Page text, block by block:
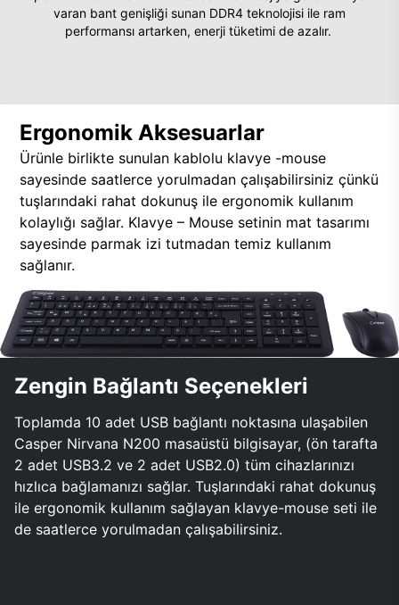
varan bant genişliği sunan DDR4 teknolojisi ile ram
performansı artarken, enerji tüketimi de azalır.
Ergonomik Aksesuarlar
Ürünle birlikte sunulan kablolu klavye -mouse
sayesinde saatlerce yorulmadan çalışabilirsiniz çünkü
tuşlarındaki rahat dokunuş ile ergonomik kullanım
kolaylığı sağlar. Klavye – Mouse setinin mat tasarımı
sayesinde parmak izi tutmadan temiz kullanım
sağlanır.
Zengin Bağlantı Seçenekleri
Toplamda 10 adet USB bağlantı noktasına ulaşabilen
Casper Nirvana N200 masaüstü bilgisayar, (ön tarafta
2 adet USB3.2 ve 2 adet USB2.0) tüm cihazlarınızı
hızlıca bağlamanızı sağlar. Tuşlarındaki rahat dokunuş
ile ergonomik kullanım sağlayan klavye-mouse seti ile
de saatlerce yorulmadan çalışabilirsiniz.